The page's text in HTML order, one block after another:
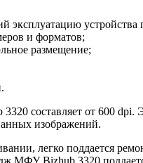
устройства
и форматов;
размещение;
составляет от 600
изображений.
легко поддается
МФУ Bizhub 3320